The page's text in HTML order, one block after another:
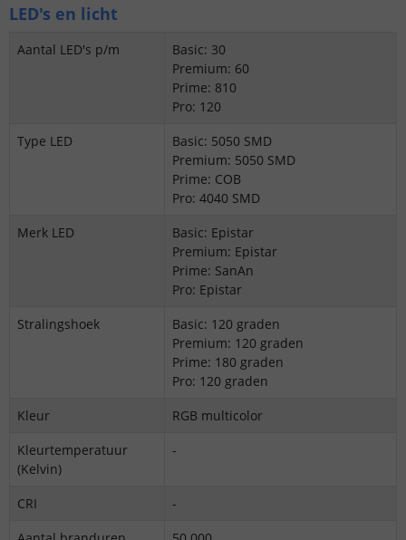
LED's en licht
Aantal LED's p/m
Basic: 30
Premium: 60
Prime: 810
Pro: 120
Type LED
Basic: 5050 SMD
Premium: 5050 SMD
Prime: COB
Pro: 4040 SMD
Merk LED
Basic: Epistar
Premium: Epistar
Prime: SanAn
Pro: Epistar
Stralingshoek
Basic: 120 graden
Premium: 120 graden
Prime: 180 graden
Pro: 120 graden
Kleur
RGB multicolor
Kleurtemperatuur
(Kelvin)
-
CRI
-